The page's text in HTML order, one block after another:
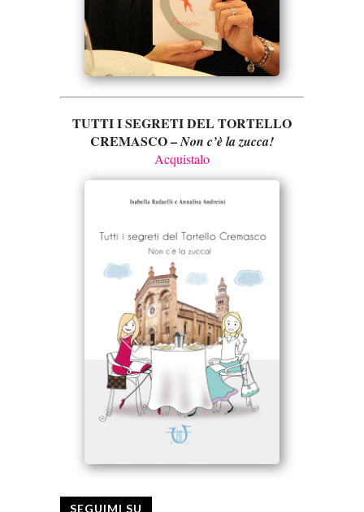
TUTTI I SEGRETI DEL TORTELLO
CREMASCO –Non c’è la zucca!
Acquistalo
SEGUIMI SU